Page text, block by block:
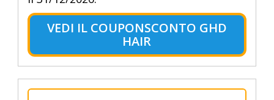
VEDI IL COUPONSCONTO GHD
HAIR